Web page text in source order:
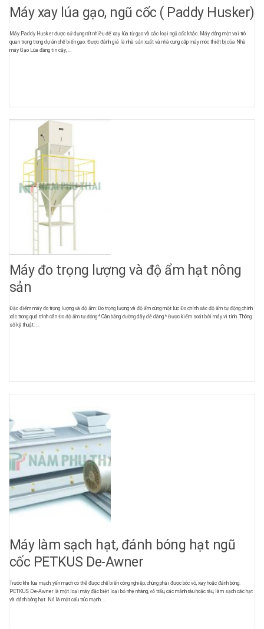
Máy xay lúa gạo, ngũ cốc ( Paddy Husker)
Máy Paddy Husker được sử dụng rất nhiều để xay lúa từ gạo và các loại ngũ cốc khác. Máy đóng một vai trò
quan trọng trong dự án chế biến gạo. Được đánh giá là nhà sản xuất và nhà cung cấp máy móc thiết bị của Nhà
máy Gạo Lúa đáng tin cậy, ...
Máy đo trọng lượng và độ ẩm hạt nông
sản
Đặc điểm máy đo trọng lượng và độ ẩm: Đo trọng lượng và độ ẩm cùng một lúc Đo chính xác độ ẩm tự động chính
xác trong quá trình cân Đo độ ẩm tự động * Cân bằng đường dây dễ dàng * Được kiểm soát bởi máy vi tính. Thông
số kỹ thuật: ...
Máy làm sạch hạt, đánh bóng hạt ngũ
cốc PETKUS De-Awner
Trước khi lúa mạch, yến mạch có thể được chế biến công nghiệp, chúng phải được bóc vỏ, xay hoặc đánh bóng.
PETKUS De-Awner là một loại máy đặc biệt loại bỏ nhẹ nhàng, vỏ trấu, các mảnh râu hoặc râu, làm sạch các hạt
và đánh bóng hạt. Nó là một cấu trúc mạnh ...